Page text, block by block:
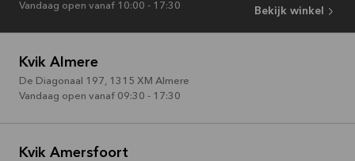
incl. spoelbak
en kraan*
Vandaag open vanaf 10:00 - 17:30
Bekijk winkel
Kvik Almere
De Diagonaal 197, 1315 XM Almere
Vandaag open vanaf 09:30 - 17:30
Kvik Amersfoort